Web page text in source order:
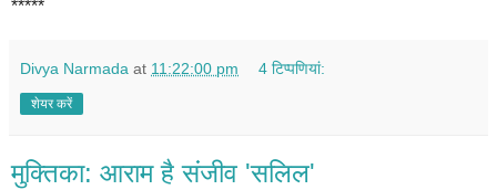
*****
Divya Narmada at 11:22:00 pm 4 टिप्‍पणियां:
शेयर करें
मुक्तिका: आराम है संजीव 'सलिल'